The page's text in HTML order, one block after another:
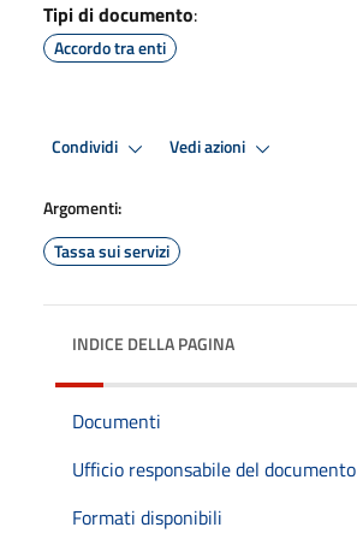
Tipi di documento:
Accordo tra enti
Condividi Vedi azioni
Argomenti:
Tassa sui servizi
INDICE DELLA PAGINA
Documenti
Ufficio responsabile del documento
Formati disponibili